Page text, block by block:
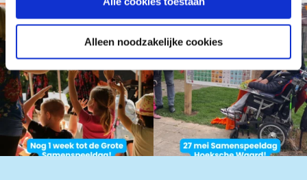
Alleen noodzakelijke cookies